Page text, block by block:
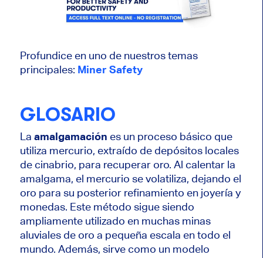
Profundice en uno de nuestros temas
principales: Miner Safety
GLOSARIO
La amalgamación es un proceso básico que
utiliza mercurio, extraído de depósitos locales
de cinabrio, para recuperar oro. Al calentar la
amalgama, el mercurio se volatiliza, dejando el
oro para su posterior refinamiento en joyería y
monedas. Este método sigue siendo
ampliamente utilizado en muchas minas
aluviales de oro a pequeña escala en todo el
mundo. Además, sirve como un modelo